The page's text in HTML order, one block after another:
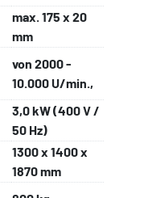
max. 175 x 20
mm
von 2000 -
10.000 U/min.,
3,0 kW (400 V /
50 Hz)
1300 x 1400 x
1870 mm